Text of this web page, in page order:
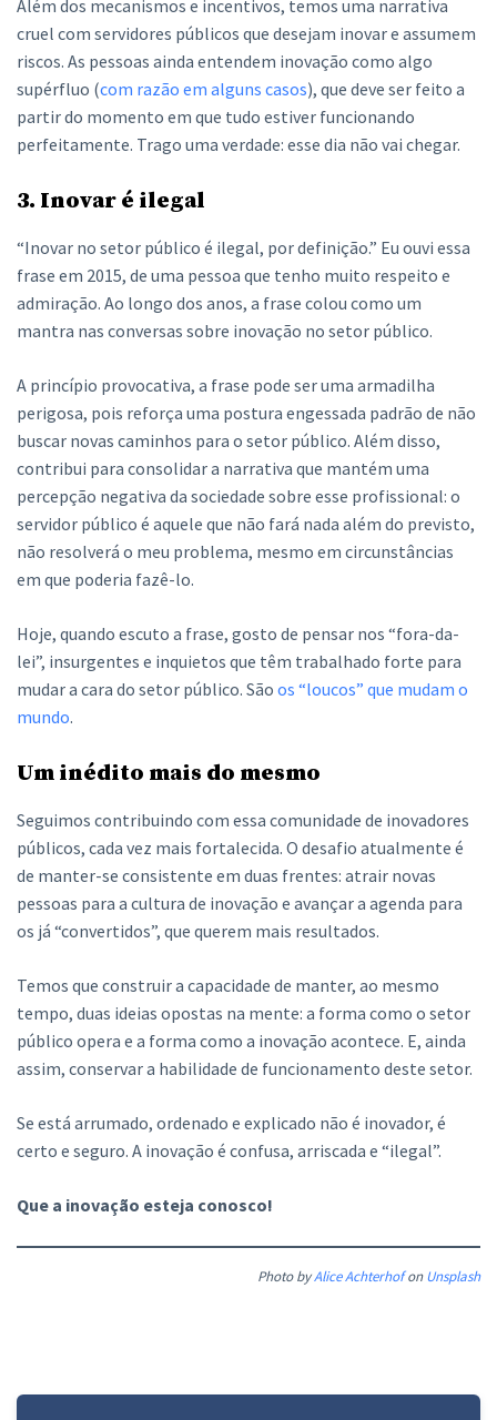
Além dos mecanismos e incentivos, temos uma narrativa
cruel com servidores públicos que desejam inovar e assumem
riscos. As pessoas ainda entendem inovação como algo
supérfluo (com razão em alguns casos), que deve ser feito a
partir do momento em que tudo estiver funcionando
perfeitamente. Trago uma verdade: esse dia não vai chegar.
3. Inovar é ilegal
“Inovar no setor público é ilegal, por definição.” Eu ouvi essa
frase em 2015, de uma pessoa que tenho muito respeito e
admiração. Ao longo dos anos, a frase colou como um
mantra nas conversas sobre inovação no setor público.
A princípio provocativa, a frase pode ser uma armadilha
perigosa, pois reforça uma postura engessada padrão de não
buscar novas caminhos para o setor público. Além disso,
contribui para consolidar a narrativa que mantém uma
percepção negativa da sociedade sobre esse profissional: o
servidor público é aquele que não fará nada além do previsto,
não resolverá o meu problema, mesmo em circunstâncias
em que poderia fazê-lo.
Hoje, quando escuto a frase, gosto de pensar nos “fora-da-
lei”, insurgentes e inquietos que têm trabalhado forte para
mudar a cara do setor público. São os “loucos” que mudam o
mundo.
Um inédito mais do mesmo
Seguimos contribuindo com essa comunidade de inovadores
públicos, cada vez mais fortalecida. O desafio atualmente é
de manter-se consistente em duas frentes: atrair novas
pessoas para a cultura de inovação e avançar a agenda para
os já “convertidos”, que querem mais resultados.
Temos que construir a capacidade de manter, ao mesmo
tempo, duas ideias opostas na mente: a forma como o setor
público opera e a forma como a inovação acontece. E, ainda
assim, conservar a habilidade de funcionamento deste setor.
Se está arrumado, ordenado e explicado não é inovador, é
certo e seguro. A inovação é confusa, arriscada e “ilegal”.
Que a inovação esteja conosco!
Photo byAlice AchterhofonUnsplash